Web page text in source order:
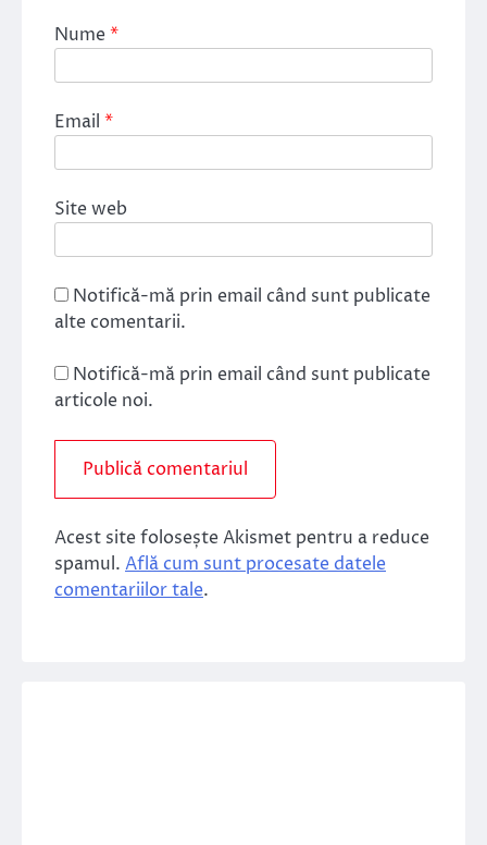
Nume*
Email *
Site web
Notifică-mă prin email când sunt publicate
alte comentarii.
Notifică-mă prin email când sunt publicate
articole noi.
Acest site folosește Akismet pentru a reduce
spamul. Află cum sunt procesate datele
comentariilor tale.